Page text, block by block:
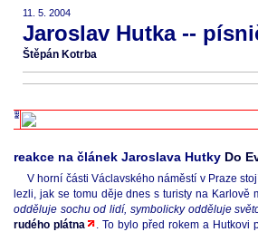
11. 5. 2004
Jaroslav Hutka --
Štěpán Kotrba
reakce na článek Jaroslava Hutky Do
V horní části Václavského náměstí v Praze
lezli, jak se tomu děje dnes s turisty na Karlově
odděluje sochu od lidí, symbolicky odděluje
rudého plátna
. To bylo před rokem a Hutkovi